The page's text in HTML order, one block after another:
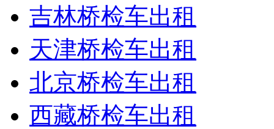
吉林桥检车出租
天津桥检车出租
北京桥检车出租
西藏桥检车出租